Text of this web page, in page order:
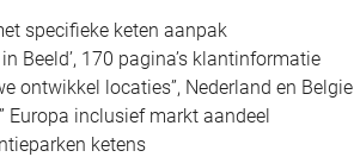
specifieke keten aanpak
Beeld’, 170 pagina’s klantinformatie
ontwikkel locaties”, Nederland en Belgie
Europa inclusief markt aandeel
ketens